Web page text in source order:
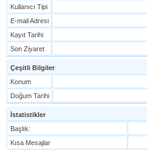
Kullanıcı Tipi
E-mail Adresi
Kayıt Tarihi
Son Ziyaret
Çeşitli Bilgiler
Konum
Doğum Tarihi
İstatistikler
Başlık:
Kısa Mesajlar